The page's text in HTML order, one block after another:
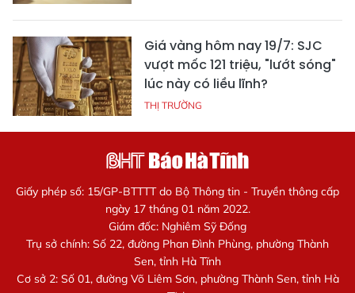
Giá vàng hôm nay 19/7: SJC
vượt mốc 121 triệu, "lướt sóng"
lúc này có liều lĩnh?
THỊ TRƯỜNG
Giấy phép số: 15/GP-BTTTT do Bộ Thông tin - Truyền thông cấp
ngày 17 tháng 01 năm 2022.
Giám đốc: Nghiêm Sỹ Đống
Trụ sở chính: Số 22, đường Phan Đình Phùng, phường Thành
Sen, tỉnh Hà Tĩnh
Cơ sở 2: Số 01, đường Võ Liêm Sơn, phường Thành Sen, tỉnh Hà